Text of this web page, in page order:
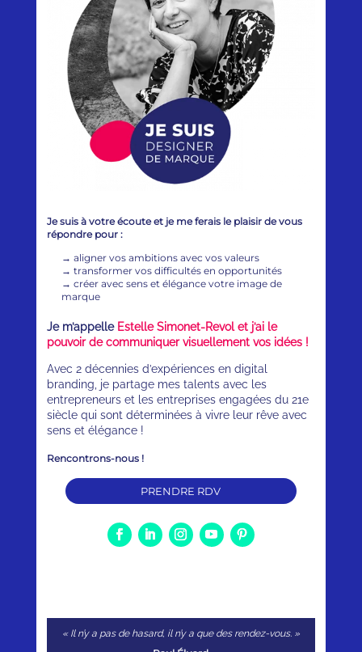
Je suis à votre écoute et je me ferais le plaisir de vous
répondre pour :
→aligner vos ambitions avec vos valeurs
→transformer vos difficultés en opportunités
→créer avec sens et élégance votre image de
marque
Je m’appelle Estelle Simonet-Revol et j’ai le
pouvoir de communiquer visuellement vos idées !
Avec 2 décennies d’expériences en digital
branding, je partage mes talents avec les
entrepreneurs et les entreprises engagées du 21e
siècle qui sont déterminées à vivre leur rêve avec
sens et élégance !
Rencontrons-nous !
PRENDRE RDV
« Il n’y a pas de hasard, il n’y a que des rendez-vous. »